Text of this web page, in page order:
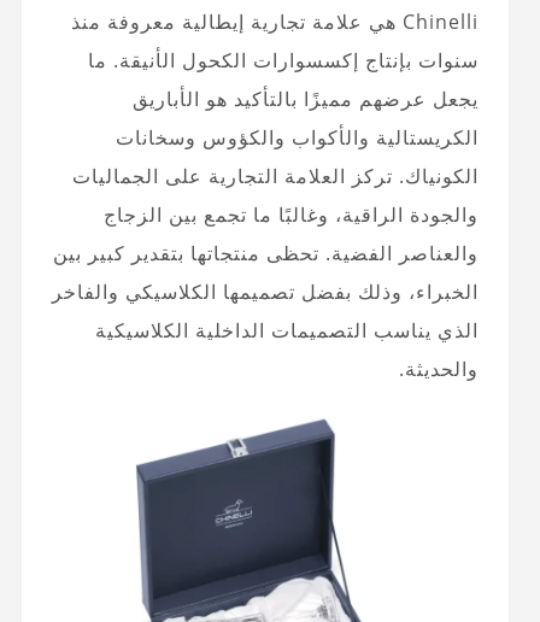
Chinelli هي علامة تجارية إيطالية معروفة منذ
سنوات بإنتاج إكسسوارات الكحول الأنيقة. ما
يجعل عرضهم مميزًا بالتأكيد هو الأباريق
الكريستالية والأكواب والكؤوس وسخانات
الكونياك. تركز العلامة التجارية على الجماليات
والجودة الراقية، وغالبًا ما تجمع بين الزجاج
والعناصر الفضية. تحظى منتجاتها بتقدير كبير بين
الخبراء، وذلك بفضل تصميمها الكلاسيكي والفاخر
الذي يناسب التصميمات الداخلية الكلاسيكية
والحديثة.